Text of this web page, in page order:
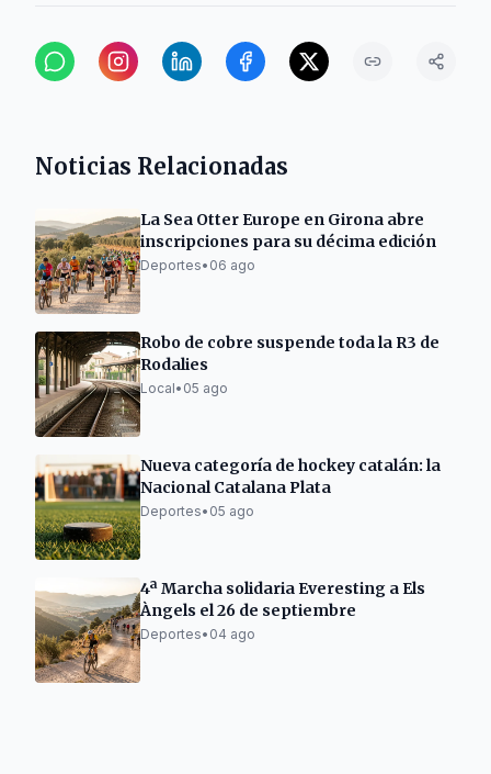
Noticias Relacionadas
La Sea Otter Europe en Girona abre
inscripciones para su décima edición
Deportes• 06 ago
Robo de cobre suspende toda la R3 de
Rodalies
Local• 05 ago
Nueva categoría de hockey catalán: la
Nacional Catalana Plata
Deportes• 05 ago
4ª Marcha solidaria Everesting a Els
Àngels el 26 de septiembre
Deportes• 04 ago